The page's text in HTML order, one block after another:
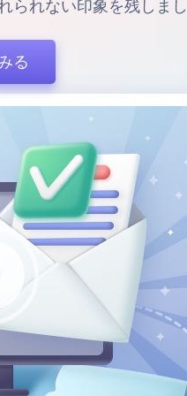
られない印象を残しま
る